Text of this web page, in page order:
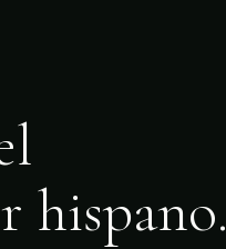
hispano.